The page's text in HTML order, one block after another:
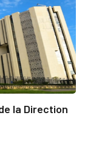
la Direction